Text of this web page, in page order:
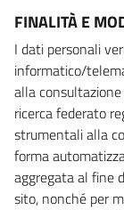
FINALITÀ E
I dati personali
informatico/
alla
ricerca federato
strumentali alla
forma
aggregata al fine
sito, nonché per